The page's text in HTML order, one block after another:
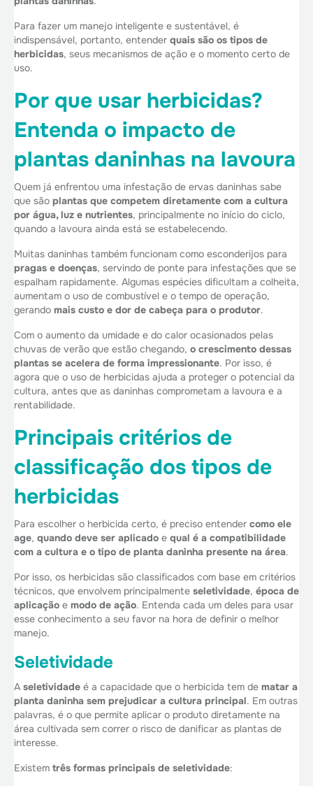
Para fazer um manejo inteligente e sustentável, é
indispensável, portanto, entender quais são os tipos de
herbicidas, seus mecanismos de ação e o momento certo de
uso.
Por que usar herbicidas?
Entenda o impacto de
plantas daninhas na lavoura
Quem já enfrentou uma infestação de ervas daninhas sabe
que são plantas que competem diretamente com a cultura
por água, luz e nutrientes, principalmente no início do ciclo,
quando a lavoura ainda está se estabelecendo.
Muitas daninhas também funcionam como esconderijos para
pragas e doenças, servindo de ponte para infestações que se
espalham rapidamente. Algumas espécies dificultam a colheita,
aumentam o uso de combustível e o tempo de operação,
gerando mais custo e dor de cabeça para o produtor.
Com o aumento da umidade e do calor ocasionados pelas
chuvas de verão que estão chegando, o crescimento dessas
plantas se acelera de forma impressionante. Por isso, é
agora que o uso de herbicidas ajuda a proteger o potencial da
cultura, antes que as daninhas comprometam a lavoura e a
rentabilidade.
Principais critérios de
classificação dos tipos de
herbicidas
Para escolher o herbicida certo, é preciso entender como ele
age, quando deve ser aplicado e qual é a compatibilidade
com a cultura e o tipo de planta daninha presente na área.
Por isso, os herbicidas são classificados com base em critérios
técnicos, que envolvem principalmente seletividade, época de
aplicação e modo de ação. Entenda cada um deles para usar
esse conhecimento a seu favor na hora de definir o melhor
manejo.
Seletividade
A seletividade é a capacidade que o herbicida tem de matar a
planta daninha sem prejudicar a cultura principal. Em outras
palavras, é o que permite aplicar o produto diretamente na
área cultivada sem correr o risco de danificar as plantas de
interesse.
Existem três formas principais de seletividade: